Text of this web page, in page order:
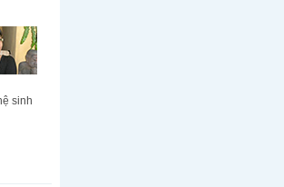
sinh